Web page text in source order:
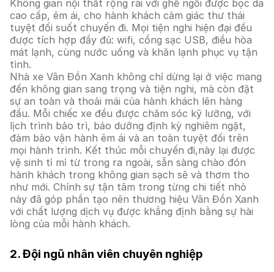
Không gian nội thất rộng rãi với ghế ngồi được bọc da
cao cấp, êm ái, cho hành khách cảm giác thư thái
tuyệt đối suốt chuyến đi. Mọi tiện nghi hiện đại đều
được tích hợp đầy đủ: wifi, cổng sạc USB, điều hòa
mát lạnh, cùng nước uống và khăn lạnh phục vụ tận
tình.
Nhà xe Vân Đồn Xanh không chỉ dừng lại ở việc mang
đến không gian sang trọng và tiện nghi, mà còn đặt
sự an toàn và thoải mái của hành khách lên hàng
đầu. Mỗi chiếc xe đều được chăm sóc kỹ lưỡng, với
lịch trình bảo trì, bảo dưỡng định kỳ nghiêm ngặt,
đảm bảo vận hành êm ái và an toàn tuyệt đối trên
mọi hành trình. Kết thúc mỗi chuyến đi,này lại được
vệ sinh tỉ mỉ từ trong ra ngoài, sẵn sàng chào đón
hành khách trong không gian sạch sẽ và thơm tho
như mới. Chính sự tận tâm trong từng chi tiết nhỏ
này đã góp phần tạo nên thương hiệu Vân Đồn Xanh
với chất lượng dịch vụ được khẳng định bằng sự hài
lòng của mỗi hành khách.
2. Đội ngũ nhân viên chuyên nghiệp